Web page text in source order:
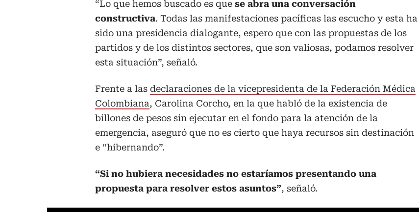
“Lo que hemos buscado es que se abra una conversación
constructiva. Todas las manifestaciones pacíficas las escucho y esta ha
sido una presidencia dialogante, espero que con las propuestas de los
partidos y de los distintos sectores, que son valiosas, podamos resolver
esta situación”, señaló.
Frente a las declaraciones de la vicepresidenta de la Federación Médica
Colombiana, Carolina Corcho, en la que habló de la existencia de
billones de pesos sin ejecutar en el fondo para la atención de la
emergencia, aseguró que no es cierto que haya recursos sin destinación
e “hibernando”.
“Si no hubiera necesidades no estaríamos presentando una
propuesta para resolver estos asuntos”, señaló.